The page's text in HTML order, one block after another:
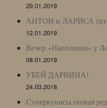
29.01.2019
АНТОН и ЛАРИСА (из
12.01.2019
Вечер «Наполеона» у
08.01.2019
УБЕЙ ДАРВИНА!
24.03.2018
Суперкукисы (новая